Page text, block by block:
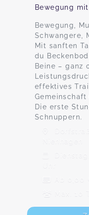
Bewegung
Bewegung,
Schwangere,
Mit sanften
du
Beine – ganz
effektives
Gemeinschaft
Die erste
Schnuppern.
Ab 0,00
Max. 10